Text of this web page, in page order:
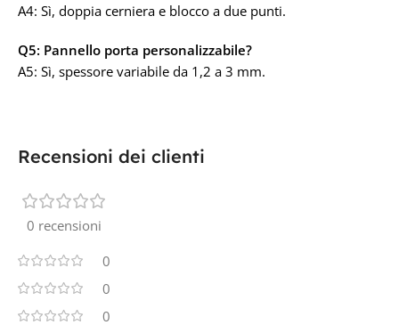
A4: Sì, doppia cerniera e blocco a due punti.
Q5: Pannello porta personalizzabile?
A5: Sì, spessore variabile da 1,2 a 3 mm.
Recensioni dei clienti
0 recensioni
0
0
0